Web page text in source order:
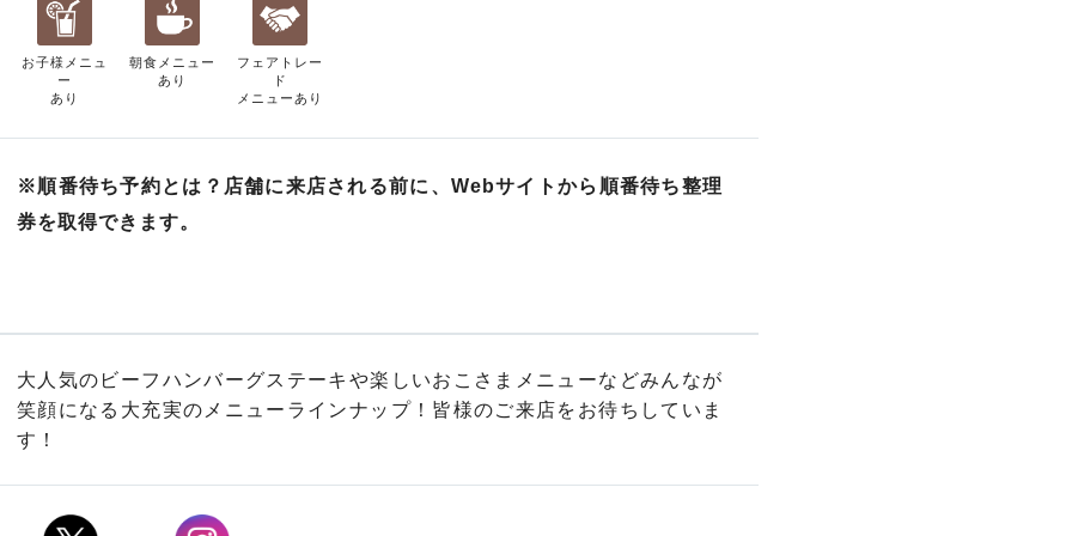
お子様メニュ
ー
あり
朝食メニュー
あり
フェアトレー
ド
メニューあり
※順番待ち予約とは？店舗に来店される前に、Webサイトから順番待ち整理
券を取得できます。
大人気のビーフハンバーグステーキや楽しいおこさまメニューなどみんなが
笑顔になる大充実のメニューラインナップ！皆様のご来店をお待ちしていま
す！